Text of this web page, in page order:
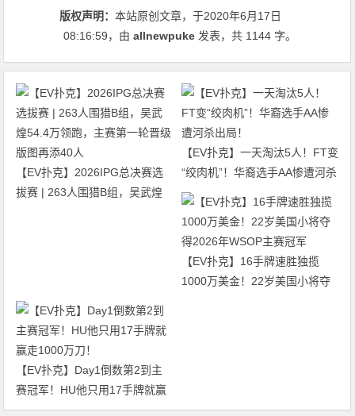
版权声明：本站原创文章，于2020年6月17日
08:16:59，由allnewpuke 发表，共 1144 字。
【EV扑克】2026IPG总决赛选
拔赛 | 263人围猎B组，吴武煌
【EV扑克】一天淘汰5人！FT变
“绞肉机”！华裔选手AA惨遭河杀
出局！
【EV扑克】16手牌速胜独揽
1000万美金！22岁美国小将夺
【EV扑克】Day1倒数第2到主
赛冠军！HU他只用17手牌就赢
走1000万刀！